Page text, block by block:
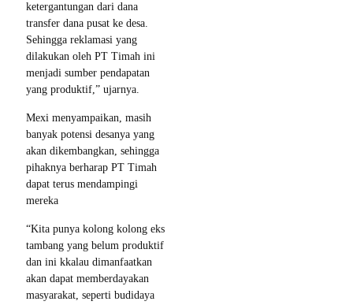
ketergantungan dari dana
transfer dana pusat ke desa.
Sehingga reklamasi yang
dilakukan oleh PT Timah ini
menjadi sumber pendapatan
yang produktif,” ujarnya.
Mexi menyampaikan, masih
banyak potensi desanya yang
akan dikembangkan, sehingga
pihaknya berharap PT Timah
dapat terus mendampingi
mereka
“Kita punya kolong kolong eks
tambang yang belum produktif
dan ini kkalau dimanfaatkan
akan dapat memberdayakan
masyarakat, seperti budidaya